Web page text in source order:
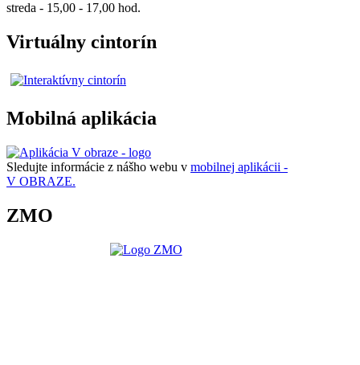
streda - 15,00 - 17,00 hod.
Virtuálny cintorín
Mobilná aplikácia
Sledujte informácie z nášho webu v mobilnej aplikácii -
V OBRAZE.
ZMO